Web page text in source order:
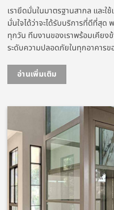
เรายึดมั่นในมาตรฐานสากล และใ
มั่นใจได้ว่าจะได้รับบริการที่ดีที่สุด
ทุกวัน ทีมงานของเราพร้อมเคียง
ระดับความปลอดภัยในทุกอาคาร
อ่านเพิ่มเติม